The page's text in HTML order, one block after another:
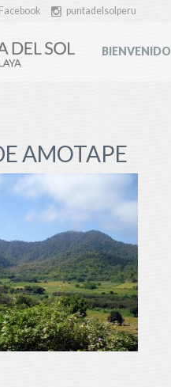
puntadelsolperu
BIENVENIDO
AMOTAPE